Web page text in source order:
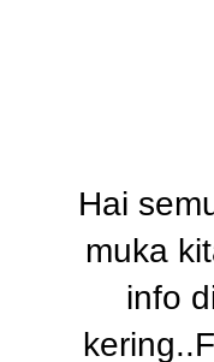
Hai
muka
info